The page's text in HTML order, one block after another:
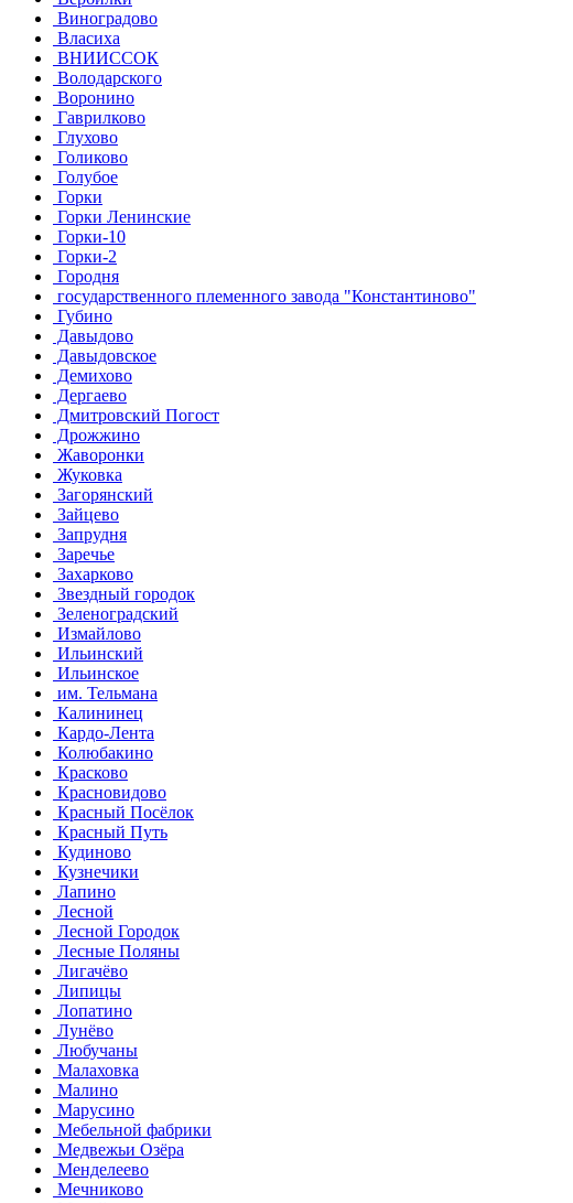
Виноградово
Власиха
ВНИИССОК
Володарского
Воронино
Гаврилково
Глухово
Голиково
Голубое
Горки
Горки Ленинские
Горки-10
Горки-2
Городня
государственного племенного завода "Константиново"
Губино
Давыдово
Давыдовское
Демихово
Дергаево
Дмитровский Погост
Дрожжино
Жаворонки
Жуковка
Загорянский
Зайцево
Запрудня
Заречье
Захарково
Звездный городок
Зеленоградский
Измайлово
Ильинский
Ильинское
им. Тельмана
Калининец
Кардо-Лента
Колюбакино
Красково
Красновидово
Красный Посёлок
Красный Путь
Кудиново
Кузнечики
Лапино
Лесной
Лесной Городок
Лесные Поляны
Лигачёво
Липицы
Лопатино
Лунёво
Любучаны
Малаховка
Малино
Марусино
Мебельной фабрики
Медвежьи Озёра
Менделеево
Мечниково